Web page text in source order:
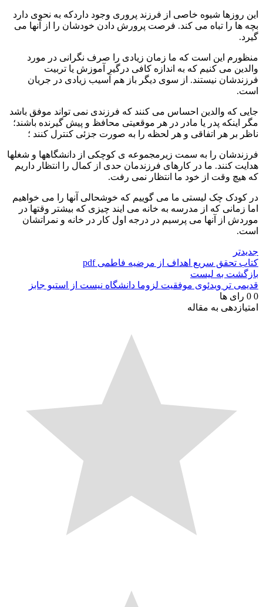
این روزها شیوه خاصی از فرزند پروری وجود داردکه به نحوی دارد
بچه ها را تباه می کند. فرصت پرورش دادن خودشان را از آنها می
گیرد.
منظورم این است که ما زمان زیادی را صرف نگرانی در مورد
والدین می کنیم که به اندازه کافی درگیر آموزش یا تربیت
فرزندشان نیستند. از سوی دیگر باز هم آسیب زیادی در جریان
است.
جایی که والدین احساس می کنند که فرزندی نمی تواند موفق باشد
مگر اینکه پدر یا مادر در هر موقعیتی محافظ و پیش گیرنده باشند؛
ناظر بر هر اتفاقی و هر لحظه را به صورت جزئی کنترل کنند ؛
فرزندشان را به سمت زیرمجموعه ی کوچکی از دانشگاهها و شغلها
هدایت کنند. ما در کارهای فرزندمان حدی از کمال را انتظار داریم
که هیچ وقت از خود ما انتظار نمی رفت.
در کودک چک لیستی ما می گوییم که خوشحالی آنها را می خواهیم
اما زمانی که از مدرسه به خانه می ایند چیزی که بیشتر وقتها در
موردش از آنها می پرسیم در درجه اول کار در خانه و نمراتشان
است.
جدیدتر
کتاب تحقق سریع اهداف از مرضیه فاطمی pdf
بازگشت به لیست
قدیمی تر ویدئوی موفقیت لزوما دانشگاه نیست از استیو جابز
0
0 رای ها
امتیازدهی به مقاله